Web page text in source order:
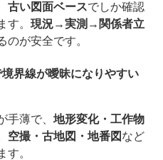
古い図面ベースでしか確認
す。現況→実測→関係者立
のが安全です。
界線が曖昧になりやすい
手薄で、地形変化・工作物
空撮・古地図・地番図 など
す。